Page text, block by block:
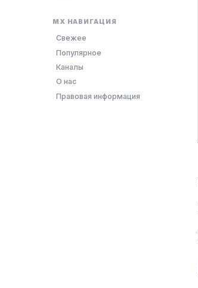
MX НАВИГАЦИЯ
Свежее
Популярное
Каналы
О нас
Правовая информация